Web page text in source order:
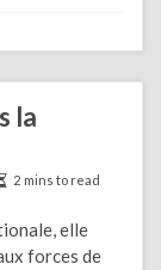
la
2 mins to read
elle
forces de